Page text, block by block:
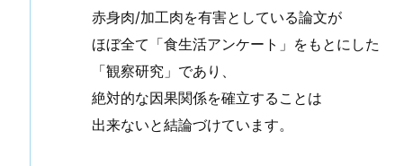
赤身肉/加工肉を有害としている論文が
ほぼ全て「食生活アンケート」をもとにした
「観察研究」であり、
絶対的な因果関係を確立することは
出来ないと結論づけています。